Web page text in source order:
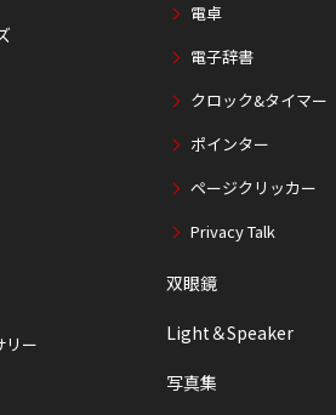
リー
電卓
電子辞書
クロック&タイマー
ポインター
ページクリッカー
Privacy Talk
双眼鏡
Light＆Speaker
写真集